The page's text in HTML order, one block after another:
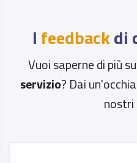
I feedbackdi
Vuoi saperne di più
servizio? Dai